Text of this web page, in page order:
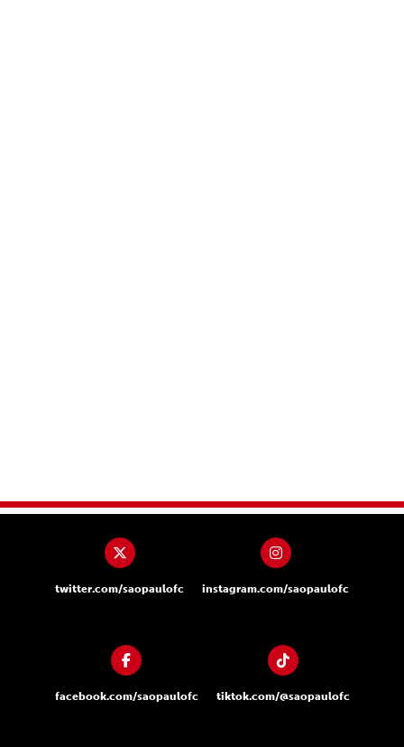
twitter.com/saopaulofc instagram.com/saopaulofc
facebook.com/saopaulofc tiktok.com/@saopaulofc